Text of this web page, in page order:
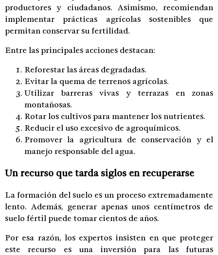
productores y ciudadanos. Asimismo, recomiendan
implementar prácticas agrícolas sostenibles que
permitan conservar su fertilidad.
Entre las principales acciones destacan:
Reforestar las áreas degradadas.
Evitar la quema de terrenos agrícolas.
Utilizar barreras vivas y terrazas en zonas
montañosas.
Rotar los cultivos para mantener los nutrientes.
Reducir el uso excesivo de agroquímicos.
Promover la agricultura de conservación y el
manejo responsable del agua.
Un recurso que tarda siglos en recuperarse
La formación del suelo es un proceso extremadamente
lento. Además, generar apenas unos centímetros de
suelo fértil puede tomar cientos de años.
Por esa razón, los expertos insisten en que proteger
este recurso es una inversión para las futuras